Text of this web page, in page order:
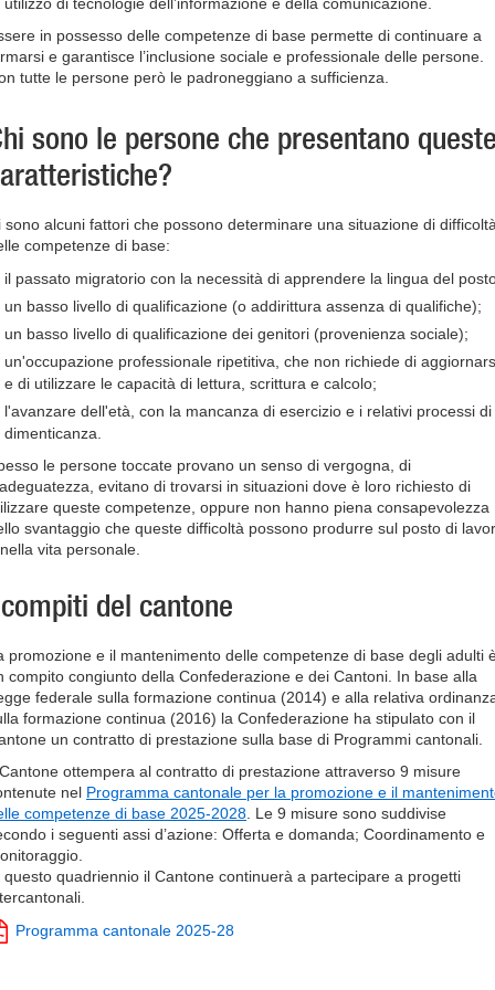
in possesso delle competenze di base permette di continuare a
e garantisce l’inclusione sociale e professionale delle persone.
tutte le persone però le padroneggiano a sufficienza.
sono le persone che presentano queste
sono alcuni fattori che possono determinare una situazione di difficoltà
competenze di base:
il passato migratorio con la necessità di apprendere la lingua del
un basso livello di qualificazione (o addirittura assenza di qualifiche);
un basso livello di qualificazione dei genitori (provenienza sociale);
un'occupazione professionale ripetitiva, che non richiede di
e di utilizzare le capacità di lettura, scrittura e calcolo;
l'avanzare dell'età, con la mancanza di esercizio e i relativi processi di
dimenticanza.
le persone toccate provano un senso di vergogna, di
evitano di trovarsi in situazioni dove è loro richiesto di
queste competenze, oppure non hanno piena consapevolezza
svantaggio che queste difficoltà possono produrre sul posto di
vita personale.
del cantone
promozione e il mantenimento delle competenze di base degli adulti
compito congiunto della Confederazione e dei Cantoni. In base alla
federale sulla formazione continua (2014) e alla relativa
formazione continua (2016) la Confederazione ha stipulato con il
un contratto di prestazione sulla base di Programmi cantonali.
ottempera al contratto di prestazione attraverso 9 misure
nel Programma cantonale per la promozione e il
competenze di base 2025-2028 . Le 9 misure sono suddivise
i seguenti assi d’azione: Offerta e domanda; Coordinamento e
questo quadriennio il Cantone continuerà a partecipare a progetti
Programma cantonale 2025-28